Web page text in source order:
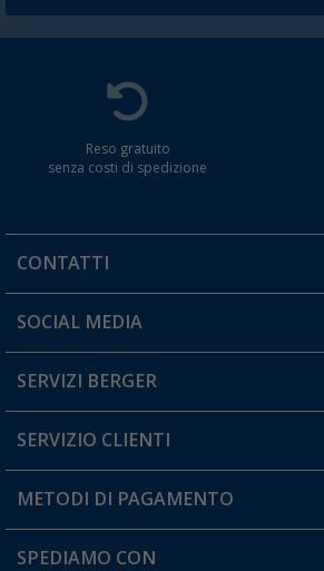
Reso gratuito
senza costi di spedizione
CONTATTI
Orari di apertura del servizio:
Hai una domanda?
SOCIAL MEDIA
SERVIZI BERGER
Diventare rivenditori
Il mio Account
SERVIZIO CLIENTI
Informazioni sulla spedizione
Resi
METODI DI PAGAMENTO
SPEDIAMO CON